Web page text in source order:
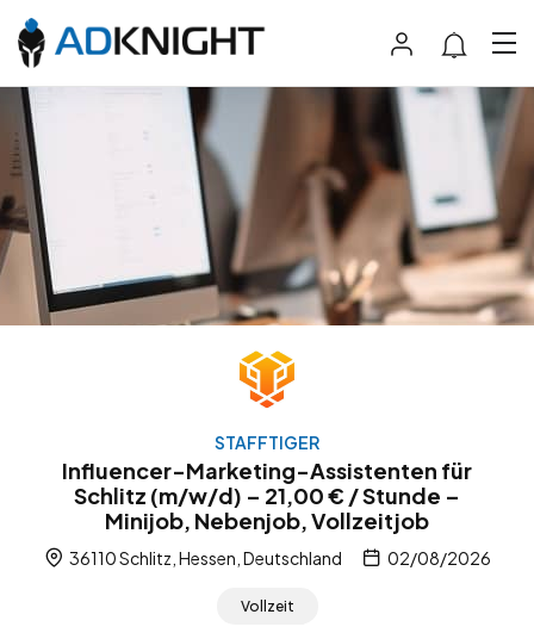
STAFFTIGER
Influencer-Marketing-Assistenten für
Schlitz (m/w/d) – 21,00 € / Stunde –
Minijob, Nebenjob, Vollzeitjob
36110 Schlitz, Hessen, Deutschland 02/08/2026
Vollzeit